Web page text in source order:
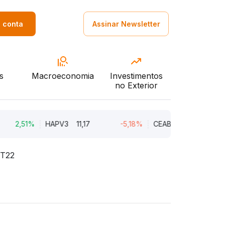
conta Assinar Newsletter
Macroeconomia
Investimentos
no Exterior
HAPV3 11,17 CEAB3 9,34